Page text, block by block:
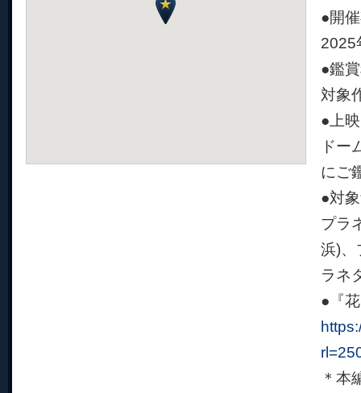
●開
2025
●鑑
対象
●上
ドー
にご
●対
プラ
浜)、
ラネ
●『
＊本